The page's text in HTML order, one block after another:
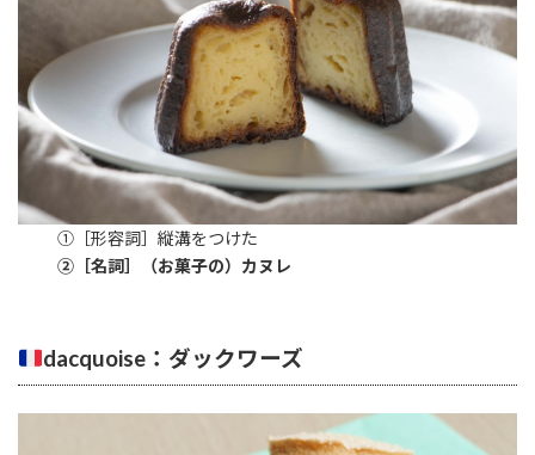
①［形容詞］縦溝をつけた
②［名詞］（お菓子の）カヌレ
dacquoise：ダックワーズ